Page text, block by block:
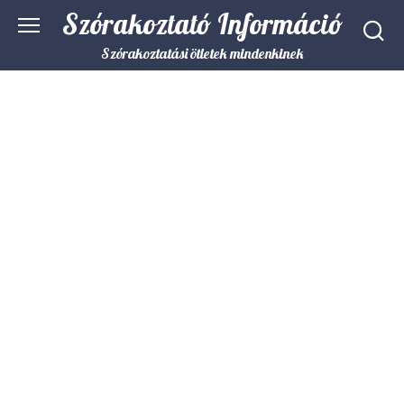
Szórakoztató Információ
Szórakoztatási ötletek mindenkinek